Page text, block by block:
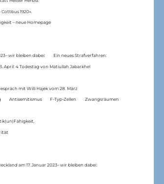
1920«.
– neue Homepage
wir bleiben dabei: Ein neues Strafverfahren:
April: 4 Todestag von Matiul­lah Jabarkhel
mit Willi Hajek vom 28. März
Antisemitismus F-Typ-Zellen Zwangsräumen
am 17.Januar 2023– wir bleiben dabei: